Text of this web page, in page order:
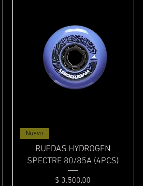
Nuevo
RUEDAS HYDROGEN
SPECTRE 80/85A (4PCS)
Precio
$ 3.500,00